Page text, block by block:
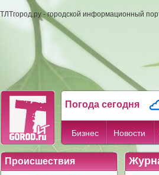
ТЛТгород.ру - городской информационный
Погода сегодня
Бизнес Новости
Происшествия